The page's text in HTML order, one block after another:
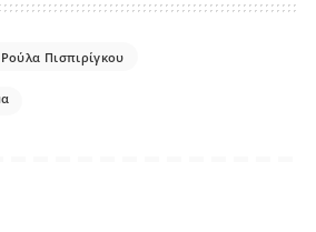
Ρούλα Πισπιρίγκου